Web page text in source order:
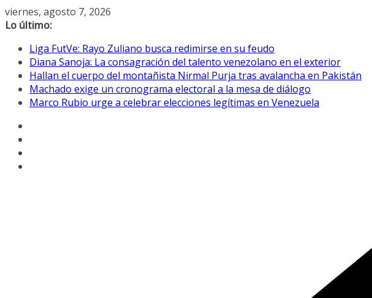
Saltar
al
viernes, agosto 7, 2026
Lo último:
Liga FutVe: Rayo Zuliano busca redimirse en su feudo
Diana Sanoja: La consagración del talento venezolano en el exterior
Hallan el cuerpo del montañista Nirmal Purja tras avalancha en Pakistán
Machado exige un cronograma electoral a la mesa de diálogo
Marco Rubio urge a celebrar elecciones legítimas en Venezuela